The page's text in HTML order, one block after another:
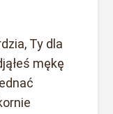
Ty dla
mękę